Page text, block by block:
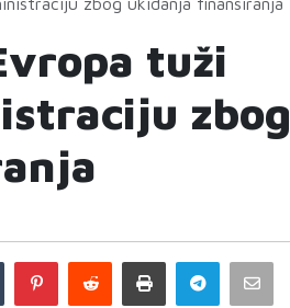
tuži
zbog
Tumblr PinterestReddit Print Telegram